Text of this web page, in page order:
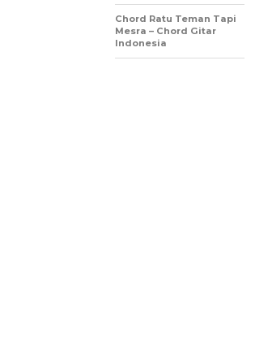
Chord Ratu Teman Tapi
Mesra – Chord Gitar
Indonesia